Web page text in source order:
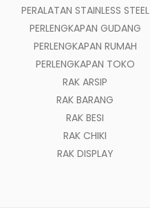
PERALATAN STAINLESS STEEL
PERLENGKAPAN GUDANG
PERLENGKAPAN RUMAH
PERLENGKAPAN TOKO
RAK ARSIP
RAK BARANG
RAK BESI
RAK CHIKI
RAK DISPLAY